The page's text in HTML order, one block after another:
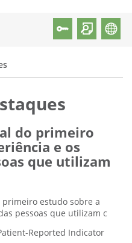
do primeiro
e os
que utilizam
Reported Indicator